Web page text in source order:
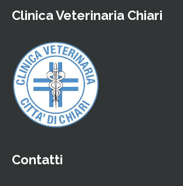
Clinica Veterinaria Chiari
Contatti